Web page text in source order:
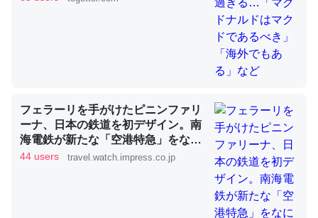
いのか」に関する新仮説
ちぼちRingも置こうかと画策中。あと、Googleマップで
位置情報を共有してる。電池残量や充電中かが分かるので
これ見て生きてるなって分かる。
─たまにLINEするくらいだった遠方の父67歳と僕。ITツール導入で
コミュニケーションが劇的に変化した｜tayorini by LIFULL介護
フェラーリを手がけたピニンファリ
ーナ、日本の鉄道を初デザイン。南
海電鉄が新たな「空港特急」をなに
わ筋線へ導入
44 users travel.watch.impress.co.jp